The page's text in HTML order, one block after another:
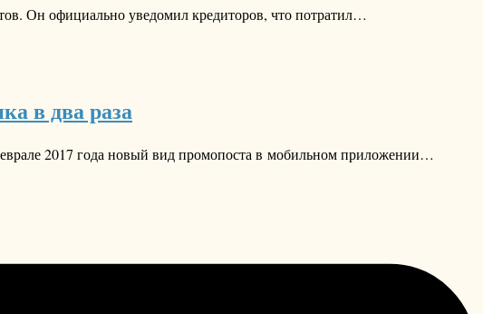
Он официально уведомил кредиторов, что потратил…
в два раза
2017 года новый вид промопоста в мобильном приложении…